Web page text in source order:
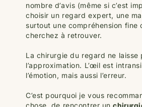
nombre d’avis (même si c’est
choisir un regard expert, une
surtout une compréhension fine
cherchez à retrouver.
La chirurgie du regard ne laisse
l’approximation. L’œil est
l’émotion, mais aussi l’erreur.
C’est pourquoi je vous
chose, de rencontrer un